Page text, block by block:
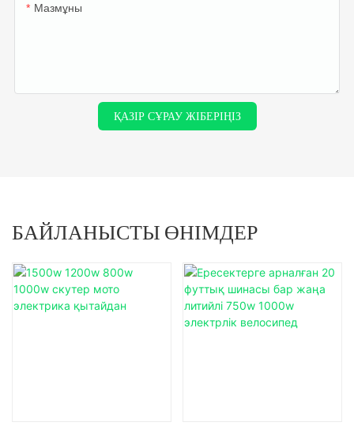
Мазмұны
ҚАЗІР СҰРАУ ЖІБЕРІҢІЗ
БАЙЛАНЫСТЫ ӨНІМДЕР